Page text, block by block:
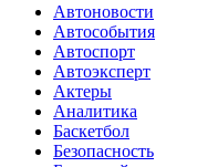
Автоновости
Автособытия
Автоспорт
Автоэксперт
Актеры
Аналитика
Баскетбол
Безопасность